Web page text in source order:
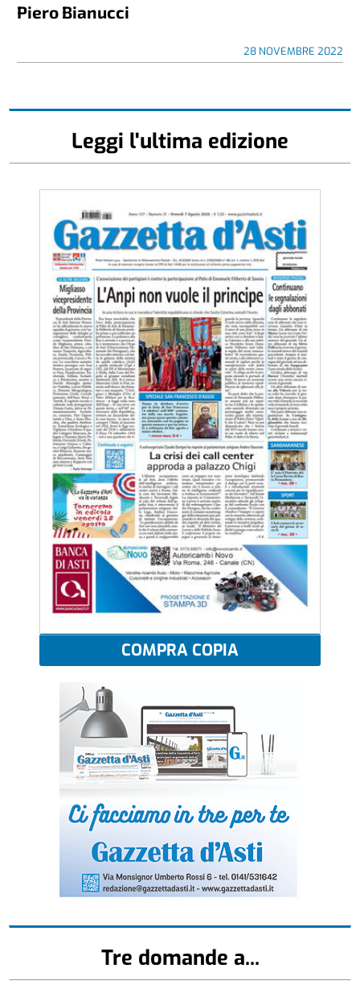
Piero Bianucci
28 NOVEMBRE 2022
Leggi l'ultima edizione
COMPRA COPIA
Tre domande a...